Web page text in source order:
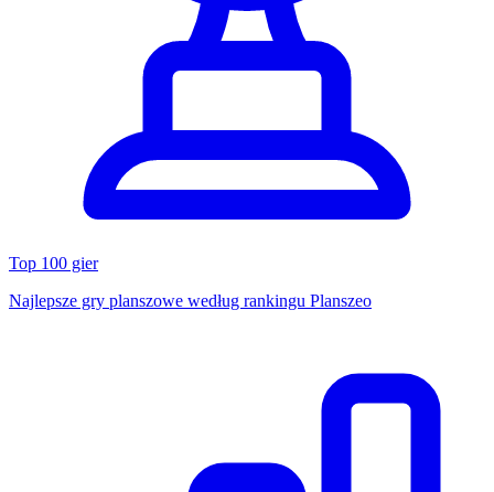
Top 100 gier
Najlepsze gry planszowe według rankingu Planszeo